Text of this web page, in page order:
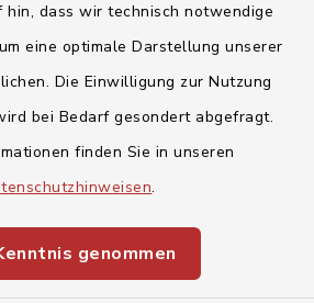
dass wir technisch notwendige
eine optimale Darstellung unserer
Die Einwilligung zur Nutzung
bei Bedarf gesondert abgefragt.
finden Sie in unseren
.
genommen
Kontakt
Datenschutz
Impressum